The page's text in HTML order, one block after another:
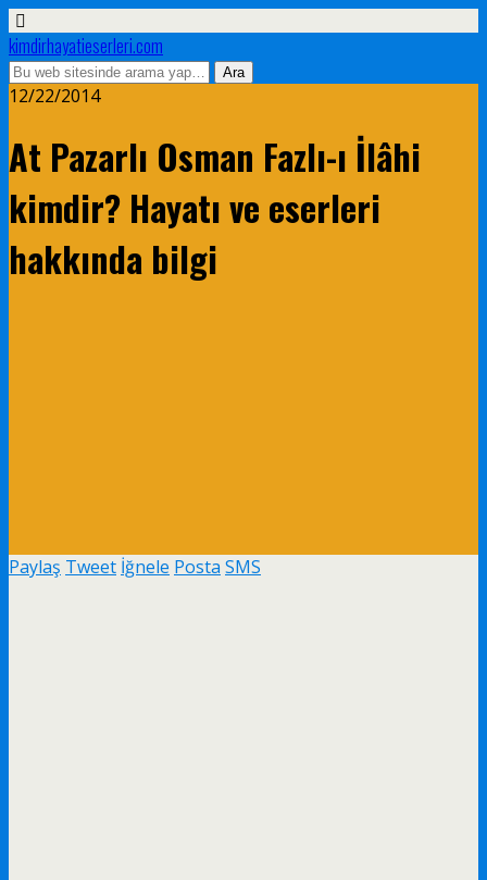
kimdirhayatieserleri.com
12/22/2014
At Pazarlı Osman Fazlı-ı İlâhi
kimdir? Hayatı ve eserleri
hakkında bilgi
Paylaş Tweet İğnele Posta SMS